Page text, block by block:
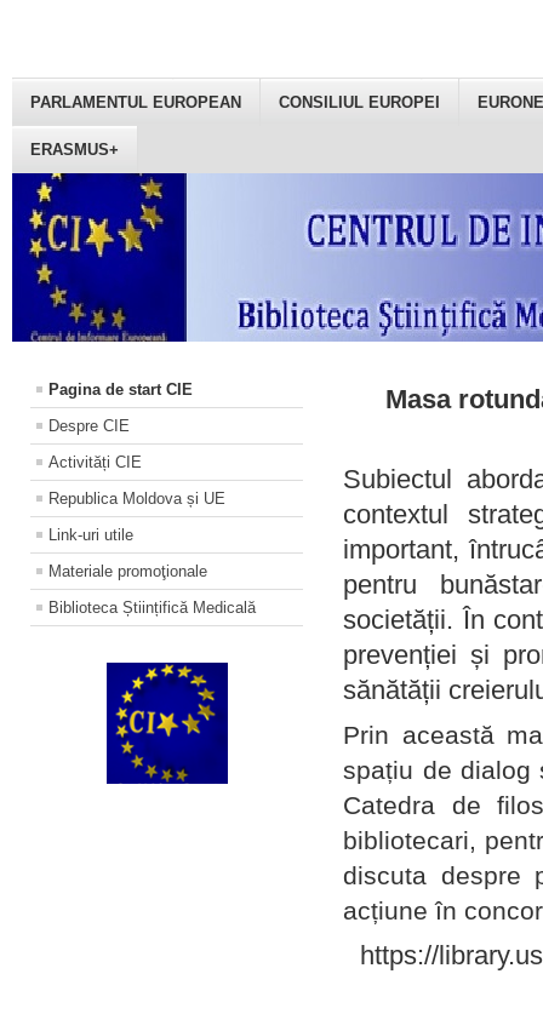
PARLAMENTUL EUROPEAN CONSILIUL EUROPEI
ERASMUS+
Pagina de start CIE
Despre CIE
Activități CIE
Republica Moldova și UE
Link-uri utile
Materiale promoţionale
Biblioteca Științifică Medicală
Masa
Subiectul
contextul
important,
pentru
societății. În
prevenției și
sănătății
Prin această
spațiu de dialog
Catedra de
bibliotecari,
discuta despre
acțiune în
https://